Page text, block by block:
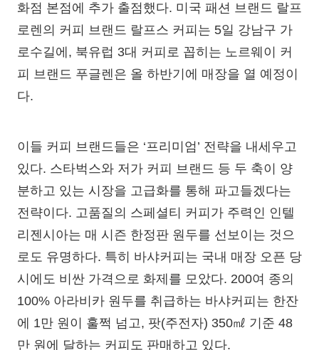
화점 본점에 추가 출점했다. 미국 패션 브랜드 랄프
로렌의 커피 브랜드 랄프스 커피는 5일 강남구 가
로수길에, 북유럽 3대 커피로 꼽히는 노르웨이 커
피 브랜드 푸글렌은 올 하반기에 매장을 열 예정이
다.
이들 커피 브랜드들은 ‘프리미엄’ 전략을 내세우고
있다. 스타벅스와 저가 커피 브랜드 등 두 축이 양
분하고 있는 시장을 고급화를 통해 파고들겠다는
전략이다. 고품질의 스페셜티 커피가 주력인 인텔
리젠시아는 매 시즌 한정판 원두를 선보이는 것으
로도 유명하다. 특히 바샤커피는 국내 매장 오픈 당
시에도 비싼 가격으로 화제를 모았다. 200여 종의
100% 아라비카 원두를 취급하는 바샤커피는 한잔
에 1만 원이 훌쩍 넘고, 팟(주전자) 350㎖ 기준 48
만 원에 달하는 커피도 판매하고 있다.